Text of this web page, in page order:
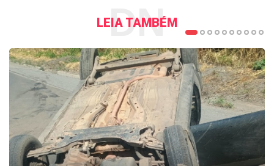
LEIA TAMBÉM
DN